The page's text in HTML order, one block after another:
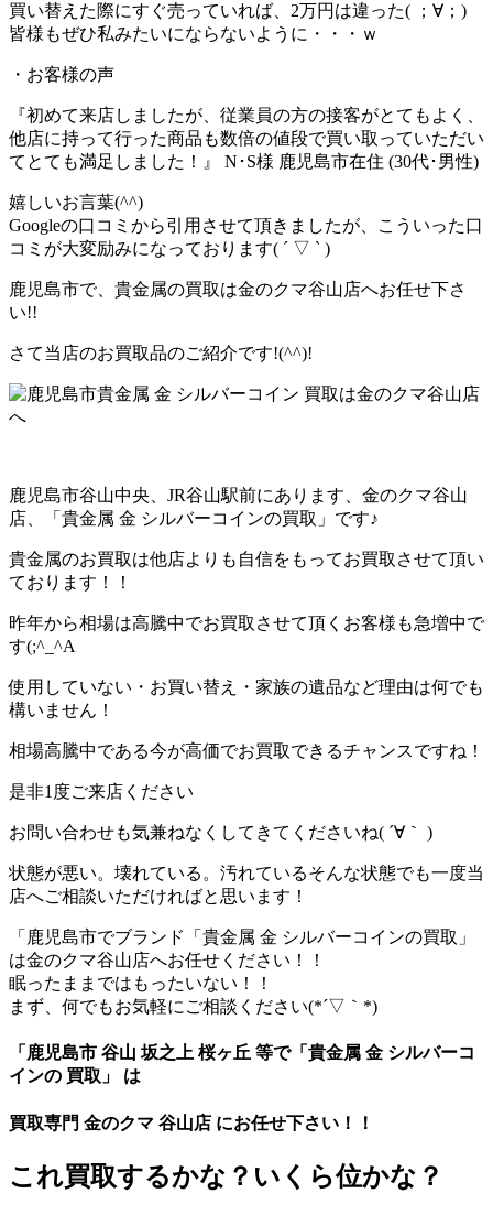
買い替えた際にすぐ売っていれば、2万円は違った( ；∀；)
皆様もぜひ私みたいにならないように・・・ｗ
・お客様の声
『初めて来店しましたが、従業員の方の接客がとてもよく、
他店に持って行った商品も数倍の値段で買い取っていただい
てとても満足しました！』 N･S様 鹿児島市在住 (30代･男性)
嬉しいお言葉(^^)
Googleの口コミから引用させて頂きましたが、こういった口
コミが大変励みになっております( ´ ▽ ` )
鹿児島市で、貴金属の買取は金のクマ谷山店へお任せ下さ
い!!
さて当店のお買取品のご紹介です!(^^)!
鹿児島市谷山中央、JR谷山駅前にあります、金のクマ谷山
店、「貴金属 金 シルバーコインの買取」です♪
貴金属のお買取は他店よりも自信をもってお買取させて頂い
ております！！
昨年から相場は高騰中でお買取させて頂くお客様も急増中で
す(;^_^A
使用していない・お買い替え・家族の遺品など理由は何でも
構いません！
相場高騰中である今が高価でお買取できるチャンスですね！
是非1度ご来店ください
お問い合わせも気兼ねなくしてきてくださいね( ´∀｀ )
状態が悪い。壊れている。汚れているそんな状態でも一度当
店へご相談いただければと思います！
「鹿児島市でブランド「貴金属 金 シルバーコインの買取」
は金のクマ谷山店へお任せください！！
眠ったままではもったいない！！
まず、何でもお気軽にご相談ください(*´▽｀*)
「鹿児島市 谷山 坂之上 桜ヶ丘 等で「貴金属 金 シルバーコ
インの 買取」 は
買取専門 金のクマ 谷山店 にお任せ下さい！！
これ買取するかな？いくら位かな？